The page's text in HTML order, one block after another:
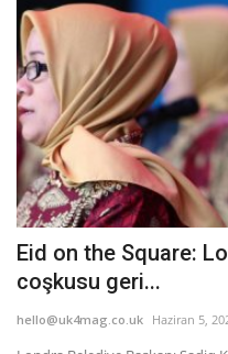
Eid on the Square:
coşkusu geri...
hello@uk4mag.co.uk Haziran 5,